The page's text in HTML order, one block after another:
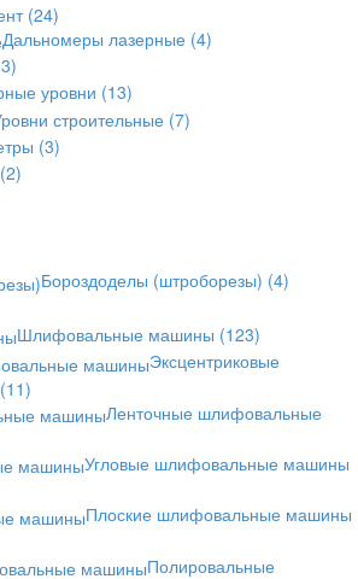
(24)
Дальномеры лазерные (4)
уровни (13)
строительные (7)
(3)
(2)
Бороздоделы (штроборезы) (4)
Шлифовальные машины (123)
Эксцентриковые
(11)
Ленточные шлифовальные
Угловые шлифовальные машины
Плоские шлифовальные машины
Полировальные